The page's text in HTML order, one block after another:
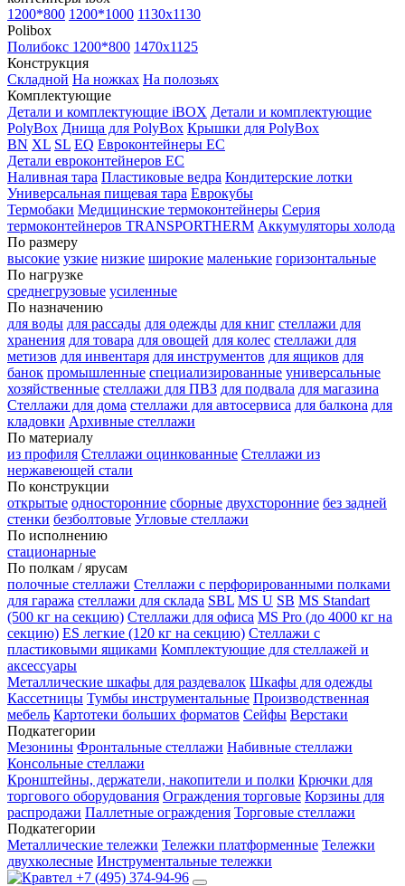
1200*800 1200*1000 1130x1130
Polibox
Полибокс 1200*800 1470х1125
Конструкция
Складной На ножках На полозьях
Комплектующие
Детали и комплектующие iBOX Детали и комплектующие
PolyBox Днища для PolyBox Крышки для PolyBox
BN XL SL EQ Евроконтейнеры EC
Детали евроконтейнеров EC
Наливная тара Пластиковые ведра Кондитерские лотки
Универсальная пищевая тара Еврокубы
Термобаки Медицинские термоконтейнеры Серия
термоконтейнеров TRANSPORTHERM Аккумуляторы холода
По размеру
высокие узкие низкие широкие маленькие горизонтальные
По нагрузке
среднегрузовые усиленные
По назначению
для воды для рассады для одежды для книг стеллажи для
хранения для товара для овощей для колес стеллажи для
метизов для инвентаря для инструментов для ящиков для
банок промышленные специализированные универсальные
хозяйственные стеллажи для ПВЗ для подвала для магазина
Стеллажи для дома стеллажи для автосервиса для балкона для
кладовки Архивные стеллажи
По материалу
из профиля Стеллажи оцинкованные Стеллажи из
нержавеющей стали
По конструкции
открытые односторонние сборные двухсторонние без задней
стенки безболтовые Угловые стеллажи
По исполнению
стационарные
По полкам / ярусам
полочные стеллажи Стеллажи с перфорированными полками
для гаража стеллажи для склада SBL MS U SB MS Standart
(500 кг на секцию) Стеллажи для офиса MS Pro (до 4000 кг на
секцию) ES легкие (120 кг на секцию) Стеллажи с
пластиковыми ящиками Комплектующие для стеллажей и
аксессуары
Металлические шкафы для раздевалок Шкафы для одежды
Кассетницы Тумбы инструментальные Производственная
мебель Картотеки больших форматов Сейфы Верстаки
Подкатегории
Мезонины Фронтальные стеллажи Набивные стеллажи
Консольные стеллажи
Кронштейны, держатели, накопители и полки Крючки для
торгового оборудования Ограждения торговые Корзины для
распродажи Паллетные ограждения Торговые стеллажи
Подкатегории
Металлические тележки Тележки платформенные Тележки
двухколесные Инструментальные тележки
+7 (495) 374-94-96